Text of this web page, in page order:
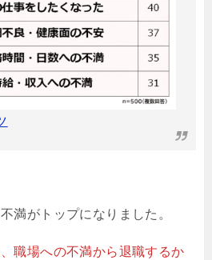
満がトップになりました。
職場への不満から退職するか